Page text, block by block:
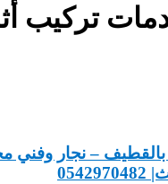
تركيب
بالقطيف – نجار وفني